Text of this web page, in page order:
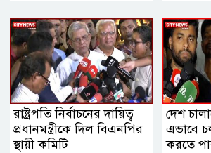
রাষ্ট্রপতি নির্বাচনের দায়িত্ব
প্রধানমন্ত্রীকে দিল বিএনপির
স্থায়ী কমিটি
দেশ
এভাবে
করতে